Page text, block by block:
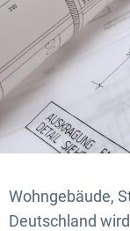
Wohngebäude,
Deutschland